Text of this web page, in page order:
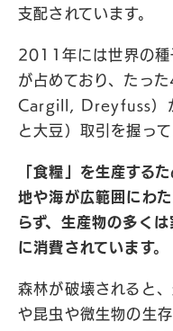
支配されています。
2011年には世界の
が占めており、たっ
Cargill, Dreyfuss）
と大豆）取引を握って
「食糧」を生産する
地や海が広範囲にわ
らず、生産物の多く
に消費されています。
森林が破壊されると
や昆虫や微生物の生